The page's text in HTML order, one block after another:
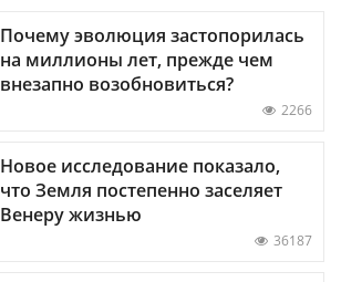
Почему эволюция застопорилась
на миллионы лет, прежде чем
внезапно возобновиться?
2266
Новое исследование показало,
что Земля постепенно заселяет
Венеру жизнью
36187